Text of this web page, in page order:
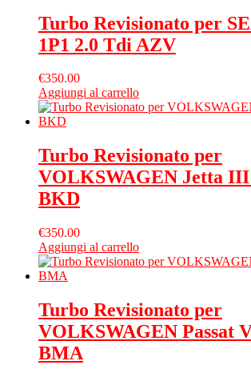
Turbo Revisionato per
1P1 2.0 Tdi AZV
€350.00
Aggiungi al carrello
Turbo Revisionato per
VOLKSWAGEN Jetta
BKD
€350.00
Aggiungi al carrello
Turbo Revisionato per
VOLKSWAGEN Passat
BMA